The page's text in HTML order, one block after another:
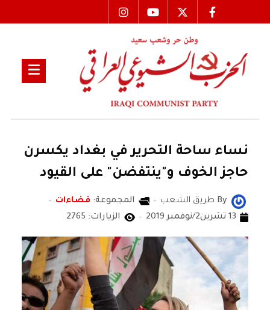
نساء ساحة التحرير في بغداد يكسرن
حاجز الخوف و"ينتفضن" على القيود
By طريق الشعب المجموعة: فضاءات
13 تشرين2/نوفمبر 2019
الزيارات: 2765